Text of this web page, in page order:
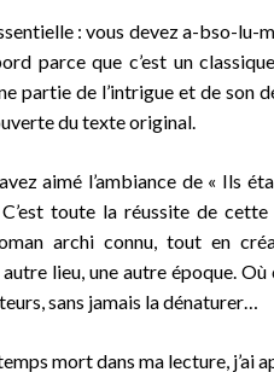
: vous devez a-bso-lu-
parce que c’est un
partie de l’intrigue et de son
du texte original.
aimé l’ambiance de « Ils
toute la réussite de
archi connu, tout en
autre lieu, une autre époque.
sans jamais la dénaturer…
temps mort dans ma lecture,